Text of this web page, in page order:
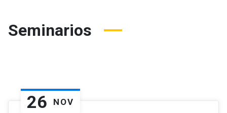
Seminarios
26 NOV